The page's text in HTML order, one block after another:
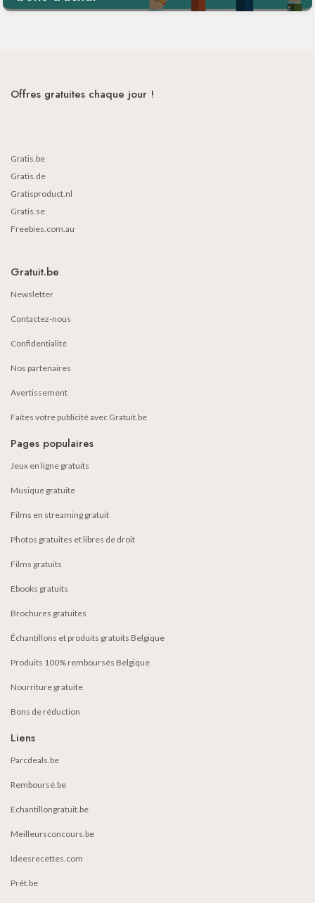
Offres gratuites chaque jour !
Gratis.be
Gratis.de
Gratisproduct.nl
Gratis.se
Freebies.com.au
Gratuit.be
Newsletter
Contactez-nous
Confidentialité
Nos partenaires
Avertissement
Faites votre publicité avec Gratuit.be
Pages populaires
Jeux en ligne gratuits
Musique gratuite
Films en streaming gratuit
Photos gratuites et libres de droit
Films gratuits
Ebooks gratuits
Brochures gratuites
Échantillons et produits gratuits Belgique
Produits 100% remboursés Belgique
Nourriture gratuite
Bons de réduction
Liens
Parcdeals.be
Remboursé.be
Echantillongratuit.be
Meilleursconcours.be
Ideesrecettes.com
Prêt.be